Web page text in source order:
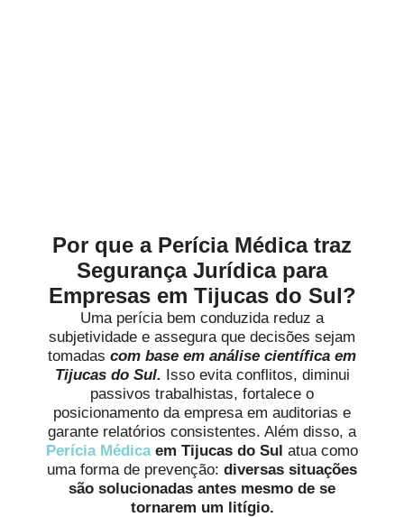
Por que a Perícia Médica traz
Segurança Jurídica para
Empresas em Tijucas do Sul?
Uma perícia bem conduzida reduz a
subjetividade e assegura que decisões sejam
tomadas com base em análise científica em
Tijucas do Sul. Isso evita conflitos, diminui
passivos trabalhistas, fortalece o
posicionamento da empresa em auditorias e
garante relatórios consistentes. Além disso, a
Perícia Médicaem Tijucas do Sul atua como
uma forma de prevenção: diversas situações
são solucionadas antes mesmo de se
tornarem um litígio.